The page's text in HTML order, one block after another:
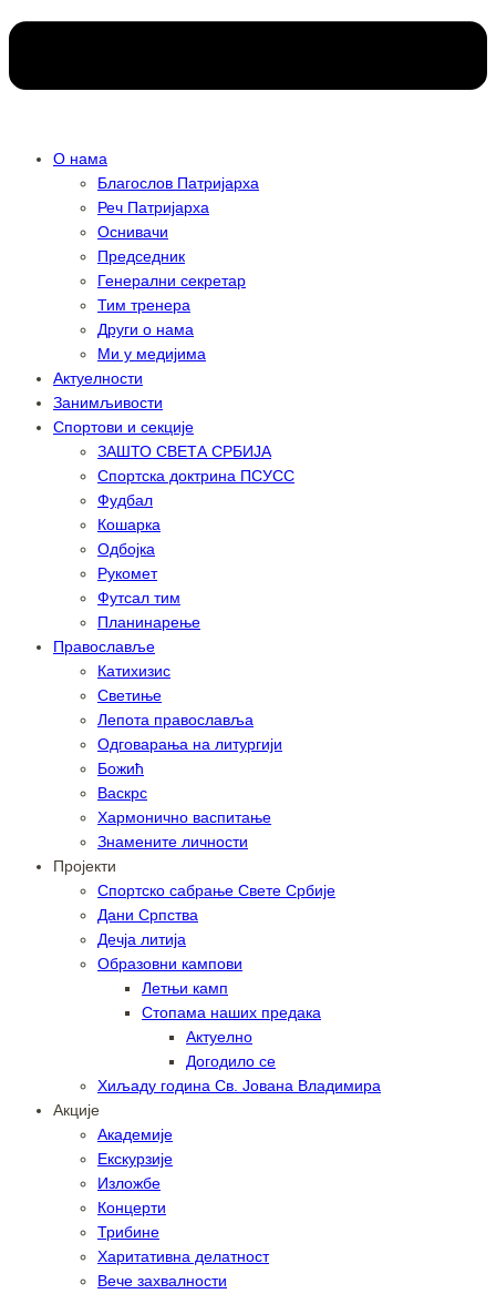
О нама
Благослов Патријарха
Реч Патријарха
Оснивачи
Председник
Генерални секретар
Тим тренера
Други о нама
Ми у медијима
Актуелности
Занимљивости
Спортови и секције
ЗАШТО СВЕТА СРБИЈА
Спортска доктрина ПСУСС
Фудбал
Кошарка
Одбојка
Рукомет
Футсал тим
Планинарење
Православље
Катихизис
Светиње
Лепота православља
Одговарања на литургији
Божић
Васкрс
Хармонично васпитање
Знамените личности
Пројекти
Спортско сабрање Свете Србије
Дани Српства
Дечја литија
Образовни кампови
Летњи камп
Стопама наших предака
Актуелно
Догодило се
Хиљаду година Св. Јована Владимира
Акције
Академије
Екскурзије
Изложбе
Концерти
Трибине
Харитативна делатност
Вече захвалности